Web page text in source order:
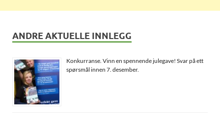
ANDRE AKTUELLE INNLEGG
Konkurranse. Vinn en spennende julegave! Svar på ett
spørsmål innen 7. desember.